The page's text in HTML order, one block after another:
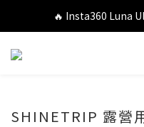
🔥 DJI OSMO
🔥 Insta360 Luna
🔥 Insta360 GO Ultra
SHINETRIP 露營